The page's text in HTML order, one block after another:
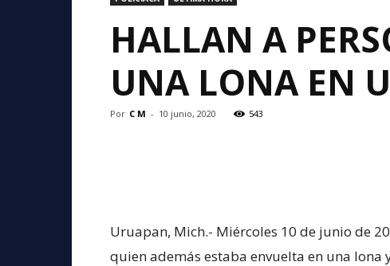
HALLAN A
UNA LONA EN
Por C M - 10 junio, 2020 543
Uruapan, Mich.- Miércoles 10 de junio de
quien además estaba envuelta en una